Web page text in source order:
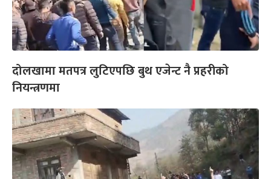
दोलखामा मतपत्र लुटिएपछि बुथ एजेन्ट नै प्रहरीको
नियन्त्रणमा